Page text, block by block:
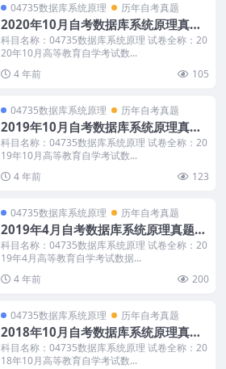
04735数据库系统原理 历年自考真题
2020年10月自考数据库系统原理真题
及答案
科目名称：04735数据库系统原理 试卷全称：20
20年10月高等教育自学考试数...
4 年前
105
04735数据库系统原理 历年自考真题
2019年10月自考数据库系统原理真题
及答案
科目名称：04735数据库系统原理 试卷全称：20
19年10月高等教育自学考试数...
4 年前
123
04735数据库系统原理 历年自考真题
2019年4月自考数据库系统原理真题及
答案
科目名称：04735数据库系统原理 试卷全称：20
19年4月高等教育自学考试数据...
4 年前
200
04735数据库系统原理 历年自考真题
2018年10月自考数据库系统原理真题
及答案
科目名称：04735数据库系统原理 试卷全称：20
18年10月高等教育自学考试数...